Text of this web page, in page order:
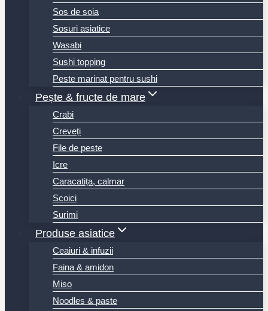
Sos de soia
Sosuri asiatice
Wasabi
Sushi topping
Peste marinat pentru sushi
Pește & fructe de mare
Crabi
Creveți
File de peste
Icre
Caracatița, calmar
Scoici
Surimi
Produse asiatice
Ceaiuri & infuzii
Faina & amidon
Miso
Noodles & paste